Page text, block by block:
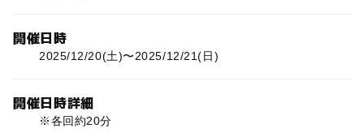
開催日時
2025/12/20(土)〜2025/12/21(日)
開催日時詳細
※各回約20分